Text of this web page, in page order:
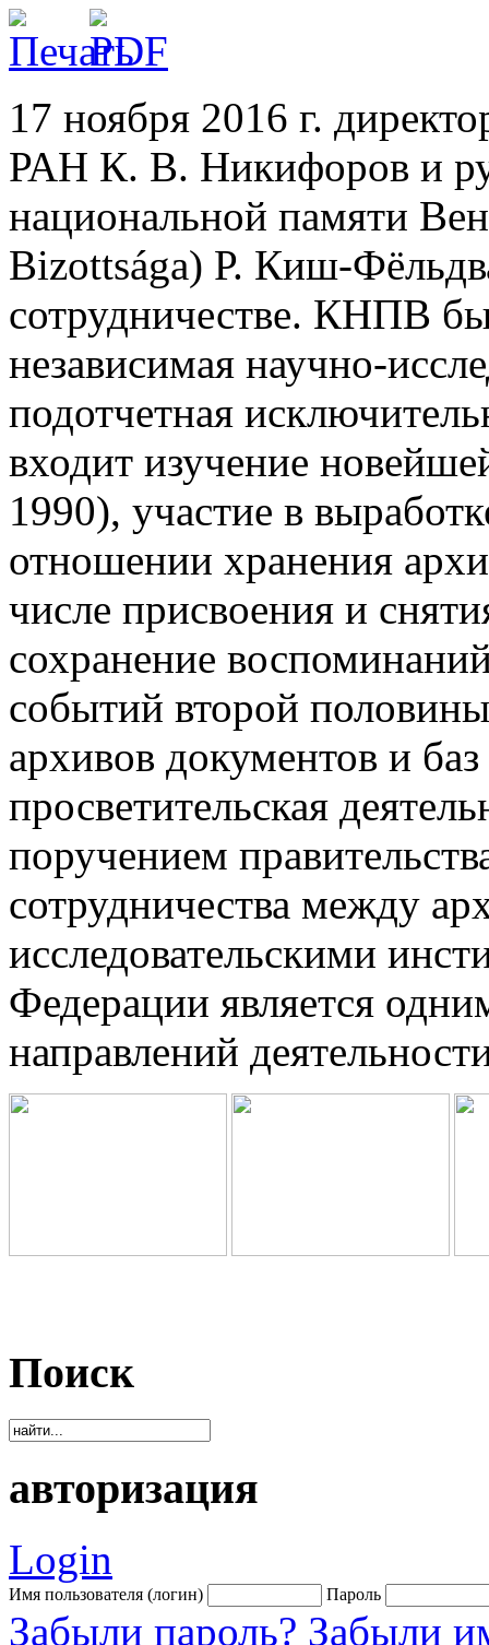
17 ноября 2016 г.
РАН К. В. Никифоров и
национальной памяти
Bizottsága) Р. Киш-
сотрудничестве. КНПВ
независимая научно-
подотчетная
входит изучение
1990), участие в
отношении хранения
числе присвоения и
сохранение
событий второй
архивов документов и
просветительская
поручением
сотрудничества между
исследовательскими
Федерации является
направлений
Поиск
авторизация
Login
Имя пользователя (логин) Пароль
Забыли пароль? Забыли